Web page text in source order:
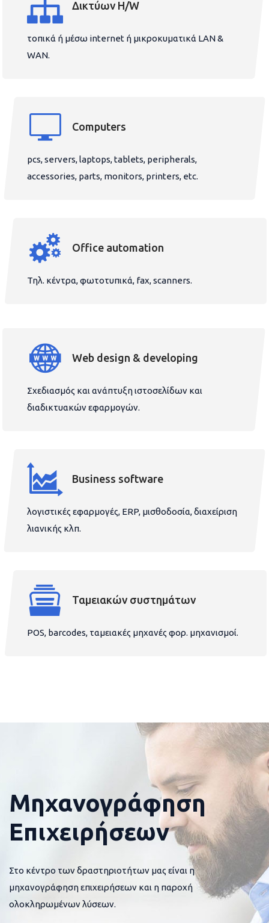
Δικτύων H/W
τοπικά ή μέσω internet ή μικροκυματικά LAN &
WAN.
Computers
pcs, servers, laptops, tablets, peripherals,
accessories, parts, monitors, printers, etc.
Office automation
Τηλ. κέντρα, φωτοτυπικά, fax, scanners.
Web design & developing
Σχεδιασμός και ανάπτυξη ιστοσελίδων και
διαδικτυακών εφαρμογών.
Business software
λογιστικές εφαρμογές, ERP, μισθοδοσία, διαχείριση
λιανικής κλπ.
Ταμειακών συστημάτων
POS, barcodes, ταμειακές μηχανές φορ. μηχανισμοί.
Μηχανογράφηση
Επιχειρήσεων
Στο κέντρο των δραστηριοτήτων μας είναι η
μηχανογράφηση επιχειρήσεων και η παροχή
ολοκληρωμένων λύσεων.